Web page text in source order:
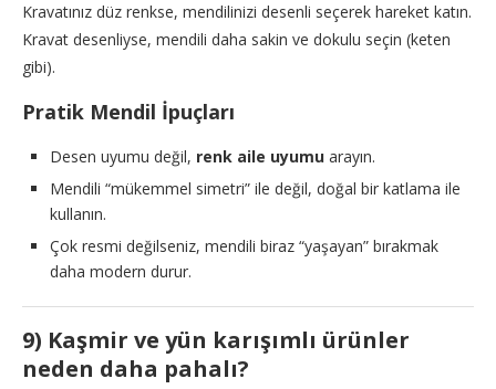
Kravatınız düz renkse, mendilinizi desenli seçerek hareket katın.
Kravat desenliyse, mendili daha sakin ve dokulu seçin (keten
gibi).
Pratik Mendil İpuçları
Desen uyumu değil, renk aile uyumu arayın.
Mendili “mükemmel simetri” ile değil, doğal bir katlama ile
kullanın.
Çok resmi değilseniz, mendili biraz “yaşayan” bırakmak
daha modern durur.
9) Kaşmir ve yün karışımlı ürünler
neden daha pahalı?